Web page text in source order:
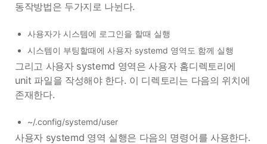
동작방법은 두가지로 나뉜다.
사용자가 시스템에 로그인을 할때 실행
시스템이 부팅할때에 사용자 systemd 영역도 함께 실행
그리고 사용자 systemd 영역은 사용자 홈디렉토리에
unit 파일을 작성해야 한다. 이 디렉토리는 다음의 위치에
존재한다.
~/.config/systemd/user
사용자 systemd 영역 실행은 다음의 명령어를 사용한다.